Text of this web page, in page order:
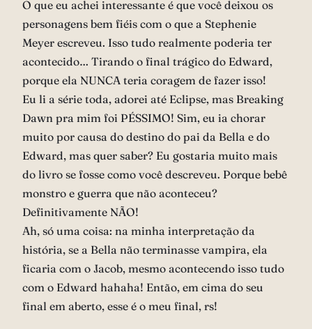
O que eu achei interessante é que você deixou os
personagens bem fiéis com o que a Stephenie
Meyer escreveu. Isso tudo realmente poderia ter
acontecido… Tirando o final trágico do Edward,
porque ela NUNCA teria coragem de fazer isso!
Eu li a série toda, adorei até Eclipse, mas Breaking
Dawn pra mim foi PÉSSIMO! Sim, eu ia chorar
muito por causa do destino do pai da Bella e do
Edward, mas quer saber? Eu gostaria muito mais
do livro se fosse como você descreveu. Porque bebê
monstro e guerra que não aconteceu?
Definitivamente NÃO!
Ah, só uma coisa: na minha interpretação da
história, se a Bella não terminasse vampira, ela
ficaria com o Jacob, mesmo acontecendo isso tudo
com o Edward hahaha! Então, em cima do seu
final em aberto, esse é o meu final, rs!